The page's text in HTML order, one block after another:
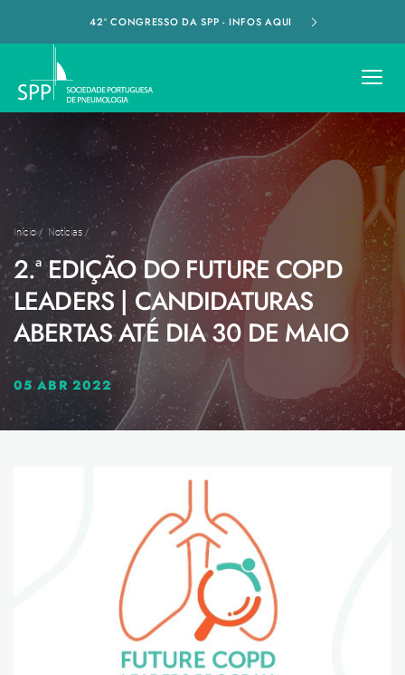
42º CONGRESSO DA SPP - INFOS AQUI
Início/ Notícias /
2.ª EDIÇÃO DO FUTURE COPD
LEADERS | CANDIDATURAS
ABERTAS ATÉ DIA 30 DE MAIO
05 ABR 2022